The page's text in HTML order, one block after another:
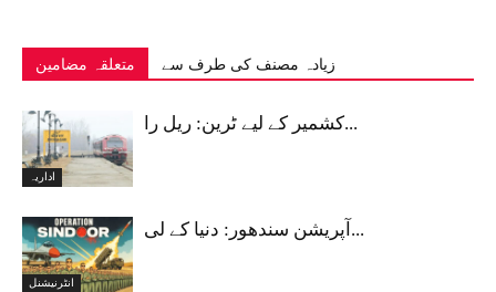
متعلقہ مضامین زیادہ مصنف کی طرف سے
اداریہ
کشمیر کے لیے ٹرین: ریل را...
انٹرنیشنل
آپریشن سندھور: دنیا کے لی...